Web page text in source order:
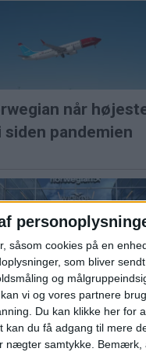
såsom cookies på en
som bliver
og
vi og vores partnere
Du kan klikke her for
kan du få adgang til mere
samtykke. Bemærk,
når
siden pandemien
direktør
"Vi bygger et
nordisk